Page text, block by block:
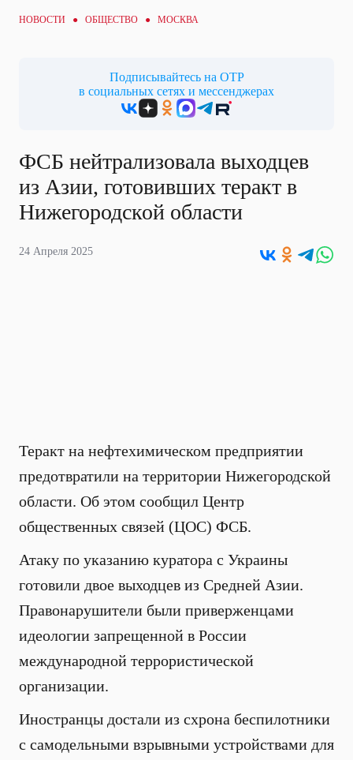
НОВОСТИ ● ОБЩЕСТВО ● МОСКВА
Подписывайтесь на ОТР
в социальных сетях и мессенджерах
ФСБ нейтрализовала выходцев
из Азии, готовивших теракт в
Нижегородской области
24 Апреля 2025
Теракт на нефтехимическом предприятии
предотвратили на территории Нижегородской
области. Об этом сообщил Центр
общественных связей (ЦОС) ФСБ.
Атаку по указанию куратора с Украины
готовили двое выходцев из Средней Азии.
Правонарушители были приверженцами
идеологии запрещенной в России
международной террористической
организации.
Иностранцы достали из схрона беспилотники
с самодельными взрывными устройствами для